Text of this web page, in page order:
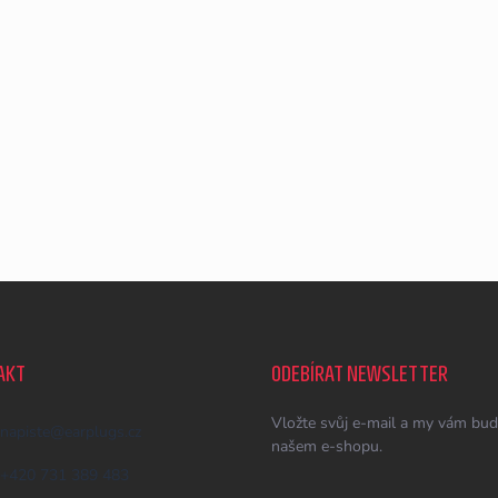
napiste @ earplugs.cz
+420 731 389 483
ODEBÍRAT NEWSLETTER
Vložte svůj e-mail a my vám
našem e-shopu.